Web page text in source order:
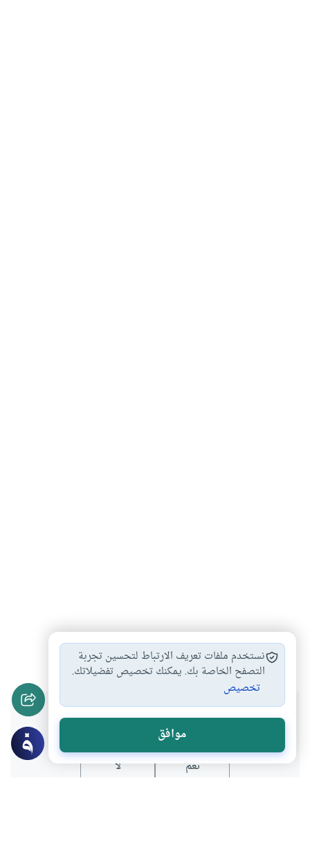
الآداب والفنون #الأدب الرفيع
هل انتفعت بهذا المحتوى؟
نعم لا
نستخدم ملفات تعريف الارتباط لتحسين تجربة
التصفح الخاصة بك. يمكنك تخصيص تفضيلاتك.
تخصيص
موافق